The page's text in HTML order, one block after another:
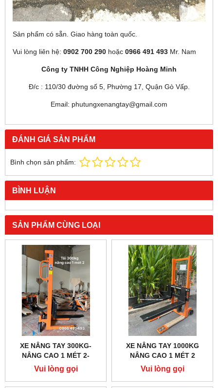
Sản phẩm có sẵn. Giao hàng toàn quốc.
Vui lòng liên hệ: 0902 700 290 hoặc 0966 491 493 Mr. Nam
Công ty TNHH Công Nghiệp Hoàng Minh
Đ/c : 110/30 đường số 5, Phường 17, Quận Gò Vấp.
Email: phutungxenangtay@gmail.com
ĐÁNH GIÁ SẢN PHẨM
Bình chọn sản phẩm:
BÌNH LUẬN
SẢN PHẨM CÙNG LOẠI
XE NÂNG TAY 300KG-
NÂNG CAO 1 MÉT 2-
HOÀNG MINH
Vui lòng gọi
XE NÂNG TAY 1000KG
NÂNG CAO 1 MÉT 2
Vui lòng gọi